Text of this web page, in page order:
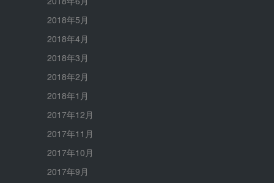
2018年5月
2018年4月
2018年3月
2018年2月
2018年1月
2017年12月
2017年11月
2017年10月
2017年9月